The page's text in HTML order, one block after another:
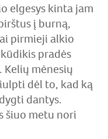
elgesys kinta jam
į burną,
pirmieji alkio
pradės
mėnesių
dėl to, kad ką
dantys.
šiuo metu nori